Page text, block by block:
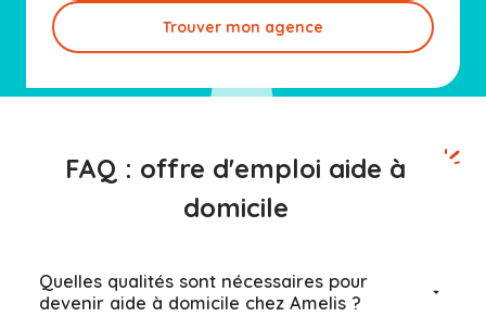
Trouver mon agence
FAQ : offre d'emploi aide à
domicile
Quelles qualités sont nécessaires pour
devenir aide à domicile chez Amelis ?